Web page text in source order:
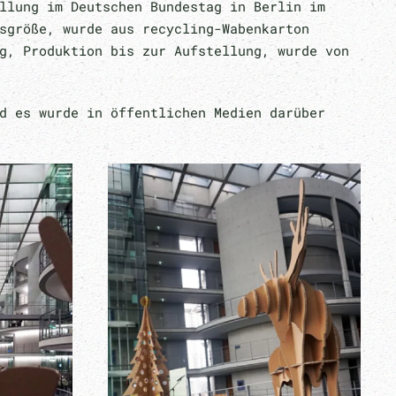
im Deutschen Bundestag in Berlin im
wurde aus recycling-Wabenkarton
Produktion bis zur Aufstellung, wurde von
es wurde in öffentlichen Medien darüber